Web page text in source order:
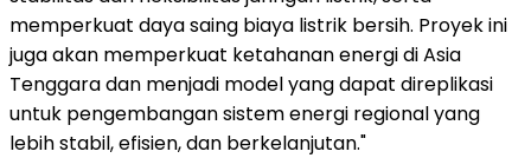
memperkuat daya saing biaya listrik bersih. Proyek ini
juga akan memperkuat ketahanan energi di Asia
Tenggara dan menjadi model yang dapat direplikasi
untuk pengembangan sistem energi regional yang
lebih stabil, efisien, dan berkelanjutan."